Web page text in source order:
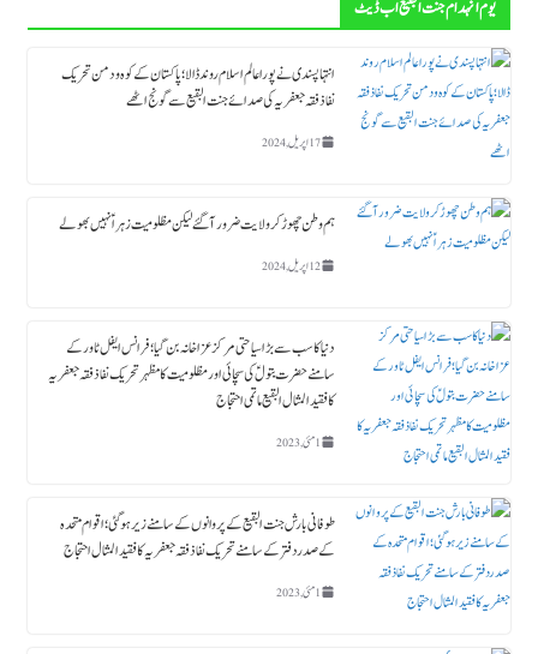
یوم انہدام جنت البقیع اب ڈیٹ
انتہاپسندی نے پورا عالم اسلام روند ڈالا؛ پاکستان کے کوہ و دمن تحریک
نفاذ فقہ جعفریہ کی صدائے جنت البقیع سے گونج اٹھے
17 اپریل, 2024
ہم وطن چھوڑ کر ولایت ضرور آگئے لیکن مظلومیت زہراؑ نہیں بھولے
12 اپریل, 2024
دنیا کا سب سے بڑا سیاحتی مرکز عزاخانہ بن گیا ؛ فرانس ایفل ٹاورکے
سامنے حضرت بتولؑ کی سچائی اور مظلومیت کا مظہر تحریک نفاذ فقہ جعفریہ
کا فقید المثال البقیع ماتمی احتجاج
1 مئی, 2023
طوفانی بارش جنت البقیع کے پروانوں کے سامنے زیر ہوگئی ؛ اقوام متحدہ
کے صدردفتر کے سامنے تحریک نفاذ فقہ جعفریہ کا فقید المثال احتجاج
1 مئی, 2023